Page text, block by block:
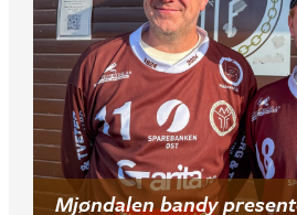
Mjøndalen bandy